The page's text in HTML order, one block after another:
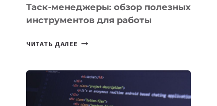
Таск-менеджеры: обзор полезных
инструментов для работы
ЧИТАТЬ ДАЛЕЕ ТАСК-
ПОЛЕЗНЫХ
ИНСТРУМЕНТОВ
ДЛЯ